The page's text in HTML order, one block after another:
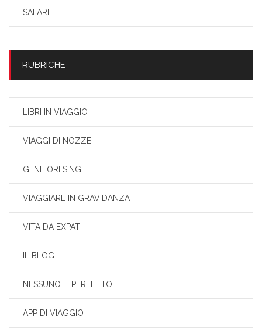
SAFARI
RUBRICHE
LIBRI IN VIAGGIO
VIAGGI DI NOZZE
GENITORI SINGLE
VIAGGIARE IN GRAVIDANZA
VITA DA EXPAT
IL BLOG
NESSUNO E’ PERFETTO
APP DI VIAGGIO